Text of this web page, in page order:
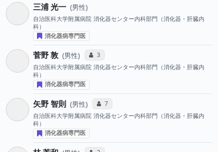
三浦 光一 男性
自治医科大学附属病院 消化器センター内科部門（消化器・肝臓内
科）
消化器病専門医
菅野 敦 男性 コミュニケーション・タイプ投票数
3
自治医科大学附属病院 消化器センター内科部門（消化器・肝臓内
科）
消化器病専門医
矢野 智則 男性 コミュニケーション・タイプ投票数
7
自治医科大学附属病院 消化器センター内科部門（消化器・肝臓内
科）
消化器病専門医